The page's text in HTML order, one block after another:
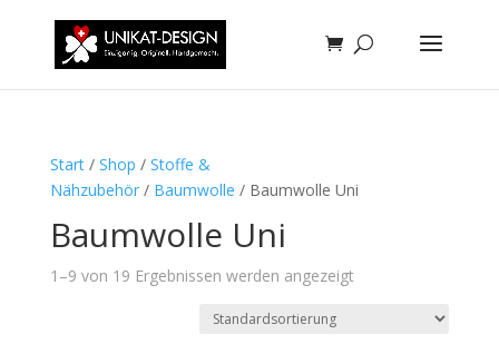
Start/ Shop / Stoffe &
Nähzubehör/ Baumwolle / Baumwolle Uni
Baumwolle Uni
1–9 von 19 Ergebnissen werden angezeigt